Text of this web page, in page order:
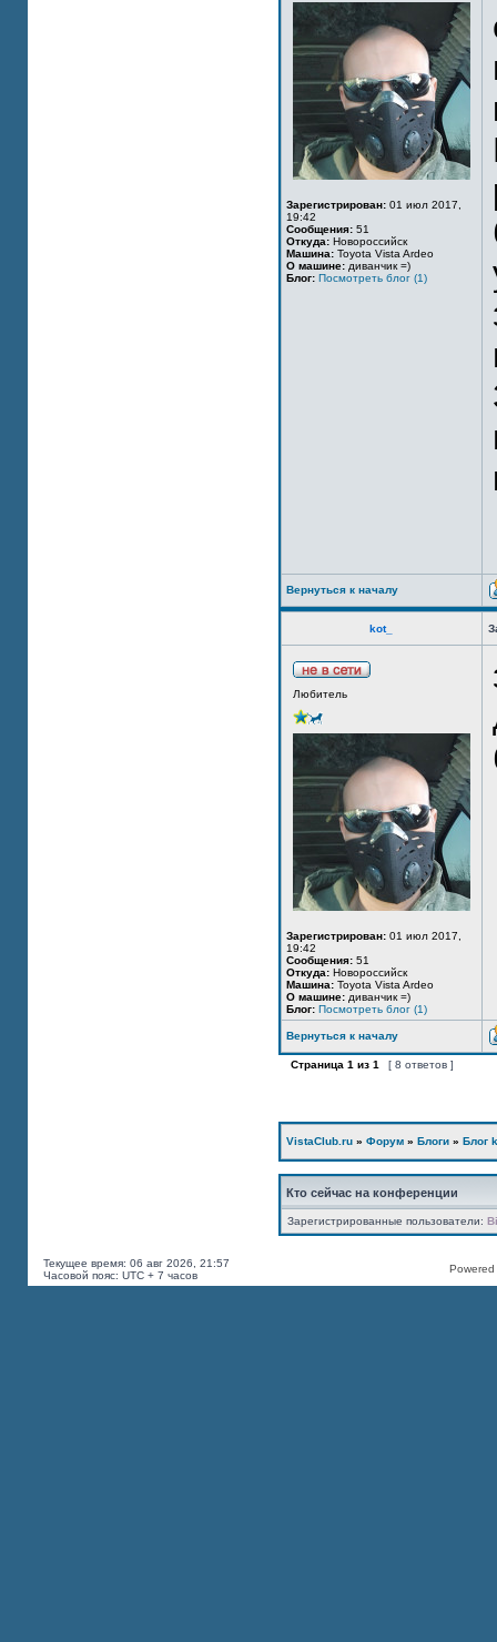
Зарегистрирован: 01 июл 2017,
19:42
Сообщения: 51
Откуда: Новороссийск
Машина: Toyota Vista Ardeo
О машине: диванчик =)
Блог: Посмотреть блог (1)
Вернуться к началу
kot_
Любитель
Зарегистрирован: 01 июл 2017,
19:42
Сообщения: 51
Откуда: Новороссийск
Машина: Toyota Vista Ardeo
О машине: диванчик =)
Блог: Посмотреть блог (1)
Вернуться к началу
Страница 1 из 1 [ 8 ответов ]
VistaClub.ru » Форум » Блоги » Блог
Кто сейчас на конференции
Зарегистрированные пользователи:
Текущее время: 06 авг 2026, 21:57
Часовой пояс: UTC + 7 часов